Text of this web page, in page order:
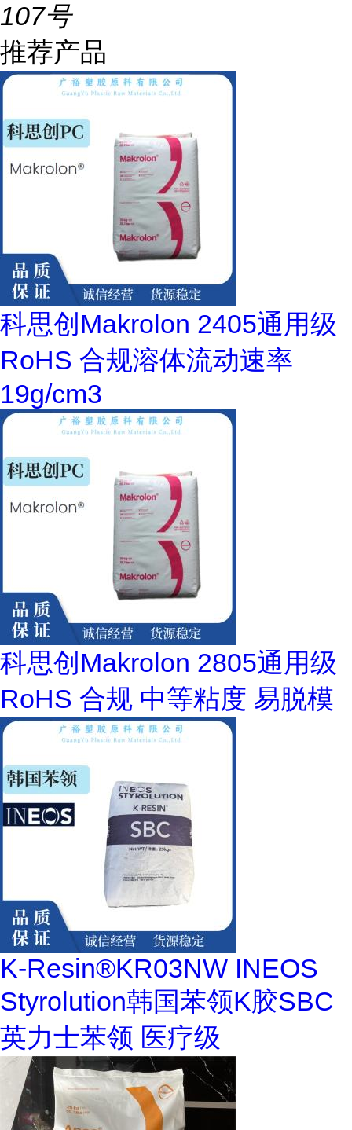
107号
推荐产品
科思创Makrolon 2405通用级
RoHS 合规溶体流动速率
19g/cm3
科思创Makrolon 2805通用级
RoHS 合规 中等粘度 易脱模
K-Resin®KR03NW INEOS
Styrolution韩国苯领K胶SBC
英力士苯领 医疗级